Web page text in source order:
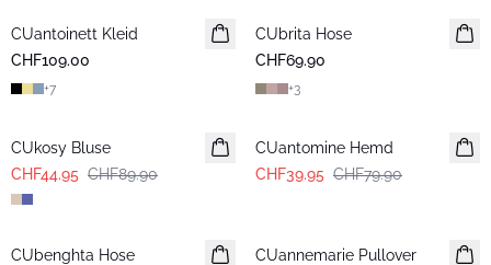
CUantoinett Kleid
CHF109.00
+7
CUbrita Hose
CHF69.90
+3
CUkosy Bluse
CHF44.95 CHF89.90
CUantomine Hemd
CHF39.95 CHF79.90
CUbenghta Hose
CUannemarie Pullover